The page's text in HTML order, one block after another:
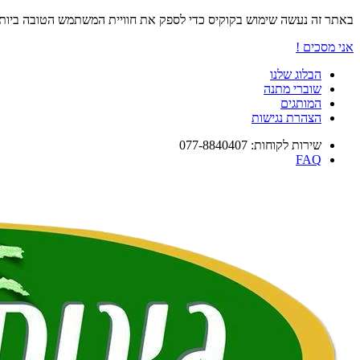
באתר זה נעשה שימוש בקוקיס כדי לספק את חוויית המשתמש הטובה
אני מסכים !
הבלוג שלנו
שוברי מתנה
המותגים
הצהרת נגישות
שירות לקוחות: 077-8840407
FAQ